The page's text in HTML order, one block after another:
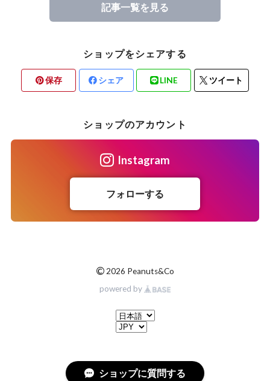
記事一覧を見る
ショップをシェアする
保存 シェア LINE ツイート
ショップのアカウント
Instagram
フォローする
©2026 Peanuts&Co
powered by
ショップに質問する